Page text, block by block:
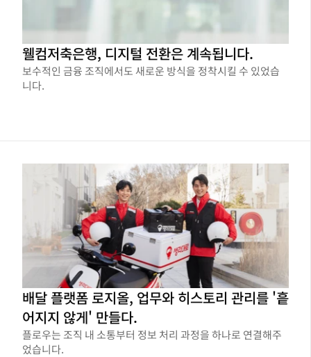
웰컴저축은행, 디지털 전환은 계속됩니다.
보수적인 금융 조직에서도 새로운 방식을 정착시킬 수 있었습
니다.
배달 플랫폼 로지올, 업무와 히스토리 관리를 '흩
어지지 않게' 만들다.
플로우는 조직 내 소통부터 정보 처리 과정을 하나로 연결해주
었습니다.